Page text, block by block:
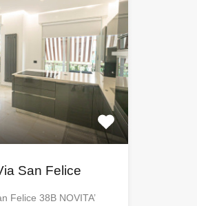
San Felice
Felice 38B NOVITA’